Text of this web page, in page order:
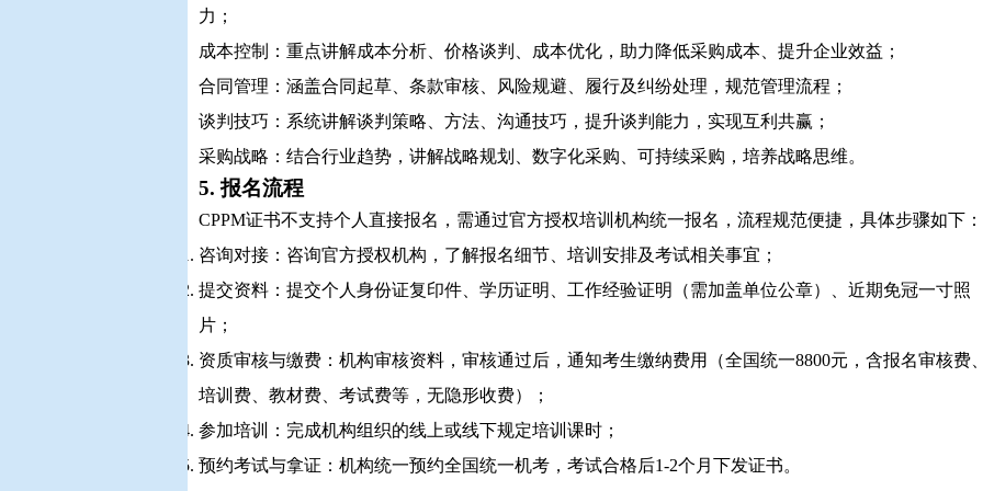
力；
成本控制：重点讲解成本分析、价格谈判、成本优化，助力降低采购成本、提升企业效益；
合同管理：涵盖合同起草、条款审核、风险规避、履行及纠纷处理，规范管理流程；
谈判技巧：系统讲解谈判策略、方法、沟通技巧，提升谈判能力，实现互利共赢；
采购战略：结合行业趋势，讲解战略规划、数字化采购、可持续采购，培养战略思维。
5. 报名流程
CPPM证书不支持个人直接报名，需通过官方授权培训机构统一报名，流程规范便捷，具体步骤如下：
咨询对接：咨询官方授权机构，了解报名细节、培训安排及考试相关事宜；
提交资料：提交个人身份证复印件、学历证明、工作经验证明（需加盖单位公章）、近期免冠一寸照
片；
资质审核与缴费：机构审核资料，审核通过后，通知考生缴纳费用（全国统一8800元，含报名审核费
培训费、教材费、考试费等，无隐形收费）；
参加培训：完成机构组织的线上或线下规定培训课时；
预约考试与拿证：机构统一预约全国统一机考，考试合格后1-2个月下发证书。